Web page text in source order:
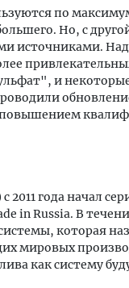
по
Но, с
источниками.
и
года начал
in Russia. В
которая
мировых
как систему